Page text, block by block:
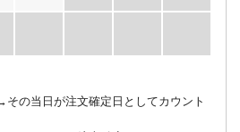
の当日が注文確定日としてカウント